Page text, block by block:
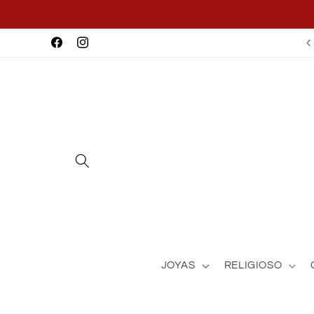
al contenido
FacebookInstagram
JOYAS RELIGIOSO